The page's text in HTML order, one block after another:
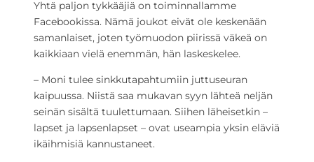
Yhtä paljon tykkääjiä on toiminnallamme
Facebookissa. Nämä joukot eivät ole keskenään
samanlaiset, joten työmuodon piirissä väkeä on
kaikkiaan vielä enemmän, hän laskeskelee.
– Moni tulee sinkkutapahtumiin juttuseuran
kaipuussa. Niistä saa mukavan syyn lähteä neljän
seinän sisältä tuulettumaan. Siihen läheisetkin –
lapset ja lapsenlapset – ovat useampia yksin eläviä
ikäihmisiä kannustaneet.